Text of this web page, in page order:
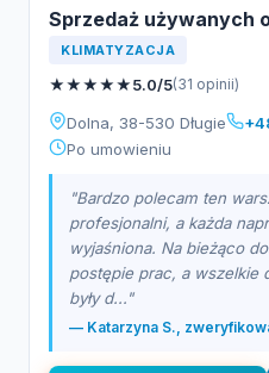
Sprzedaż używanych
KLIMATYZACJA
★★★★★5.0/5(31 opinii)
Dolna, 38-530 Długie
Po umowieniu
"Bardzo polecam ten
profesjonalni, a każda
wyjaśniona. Na bieżąco
postępie prac, a wszelkie
były d..."
— Katarzyna S.,